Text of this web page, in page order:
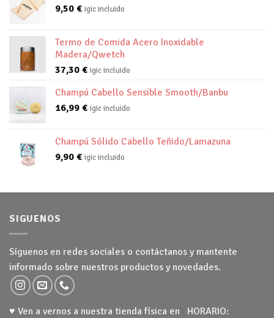
9,50 € igic incluido
Termo de Comida Acero Inoxidable
Madera/Qwetch
37,30 € igic incluido
Champú Cabello Sensible Smooth/Banbu
16,99 € igic incluido
Champú Sólido Cabello Teñido/Lamazuna
9,90 € igic incluido
SIGUENOS
Síguenos en redes sociales o contáctanos y mantente
informado sobre nuestros productos y novedades.
♥ Ven a vernos a nuestra tienda física en HORARIO: